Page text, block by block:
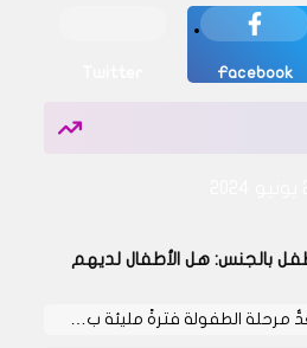
Facebook
بالجنس: هل الأطفال لديهم
مرحلة الطفولة فترةً مليئة ب…